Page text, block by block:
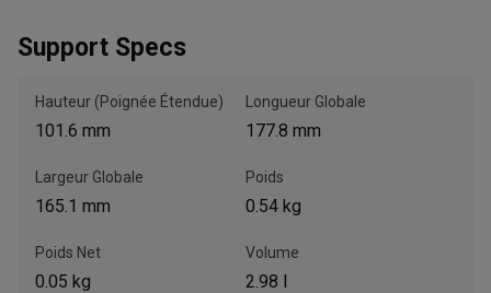
Appelez maintenant
Écrivez-nous
Veuillez mettre à jour le code postal 'Livrer à' dans le volet de
Support Specs
Hauteur (Poignée Étendue)
101.6 mm
Longueur Globale
177.8 mm
Largeur Globale
165.1 mm
Poids
0.54 kg
Poids Net
0.05 kg
Volume
2.98 l